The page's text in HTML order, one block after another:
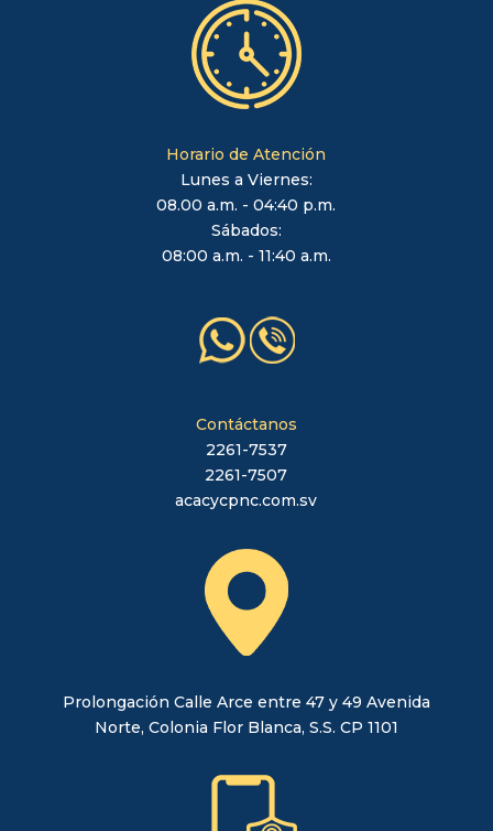
Horario de Atención
Lunes a Viernes:
08.00 a.m. - 04:40 p.m.
Sábados:
08:00 a.m. - 11:40 a.m.
Contáctanos
2261-7537
2261-7507
acacycpnc.com.sv
Prolongación Calle Arce entre 47 y 49 Avenida
Norte, Colonia Flor Blanca, S.S. CP 1101